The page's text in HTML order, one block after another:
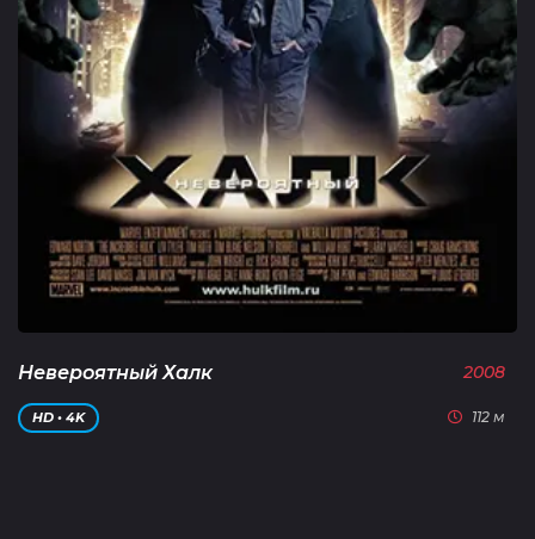
Невероятный Халк 2008
HD • 4K 112 м